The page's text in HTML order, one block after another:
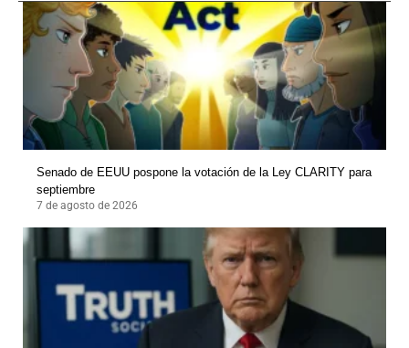
Senado de EEUU pospone la votación de la Ley CLARITY para
septiembre
7 de agosto de 2026